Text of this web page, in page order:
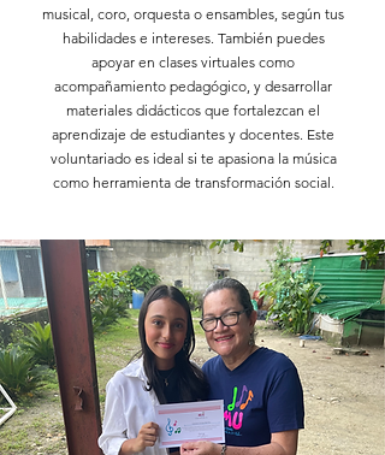
musical, coro, orquesta o ensambles, según tus
habilidades e intereses. También puedes
apoyar en clases virtuales como
acompañamiento pedagógico, y desarrollar
materiales didácticos que fortalezcan el
aprendizaje de estudiantes y docentes. Este
voluntariado es ideal si te apasiona la música
como herramienta de transformación social.